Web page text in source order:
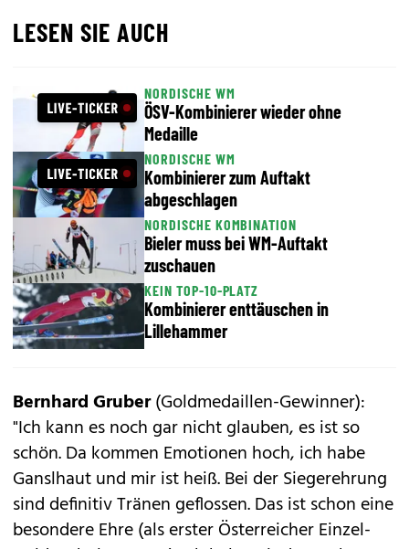
LESEN SIE AUCH
NORDISCHE WM
ÖSV-Kombinierer wieder ohne
Medaille
NORDISCHE WM
Kombinierer zum Auftakt
abgeschlagen
NORDISCHE KOMBINATION
Bieler muss bei WM-Auftakt
zuschauen
KEIN TOP-10-PLATZ
Kombinierer enttäuschen in
Lillehammer
Bernhard Gruber(Goldmedaillen-Gewinner):
"Ich kann es noch gar nicht glauben, es ist so
schön. Da kommen Emotionen hoch, ich habe
Ganslhaut und mir ist heiß. Bei der Siegerehrung
sind definitiv Tränen geflossen. Das ist schon eine
besondere Ehre (als erster Österreicher Einzel-